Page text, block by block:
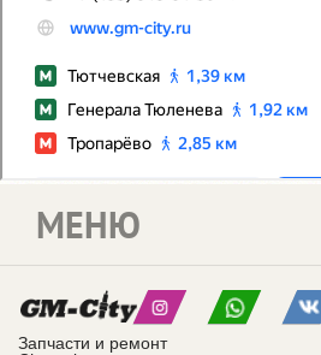
Запчасти и ремонт
МЕНЮ